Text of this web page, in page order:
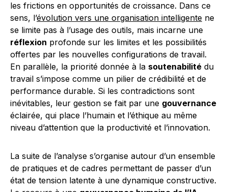
les frictions en opportunités de croissance. Dans ce
sens, l’évolution vers une organisation intelligente ne
se limite pas à l’usage des outils, mais incarne une
réflexion profonde sur les limites et les possibilités
offertes par les nouvelles configurations de travail.
En parallèle, la priorité donnée à la soutenabilité du
travail s’impose comme un pilier de crédibilité et de
performance durable. Si les contradictions sont
inévitables, leur gestion se fait par une gouvernance
éclairée, qui place l’humain et l’éthique au même
niveau d’attention que la productivité et l’innovation.
La suite de l’analyse s’organise autour d’un ensemble
de pratiques et de cadres permettant de passer d’un
état de tension latente à une dynamique constructive.